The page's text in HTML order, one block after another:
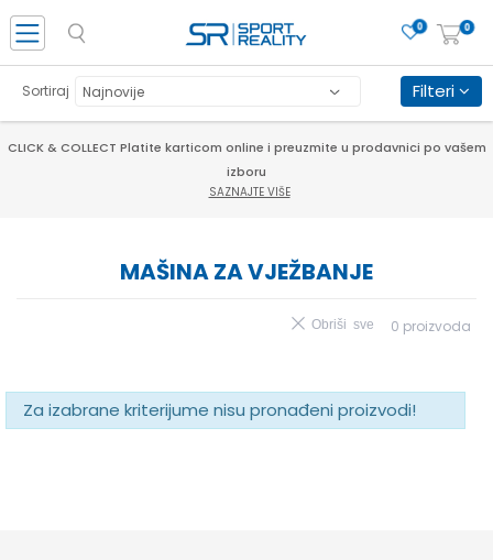
0
0
CLICK & COLLECT Platite karticom online i preuzmite u prodavnici po vašem
izboru
SAZNAJTE VIŠE
MAŠINA ZA VJEŽBANJE
Sortiraj Filteri
0 proizvoda
Obriši sve
Za izabrane kriterijume nisu pronađeni proizvodi!